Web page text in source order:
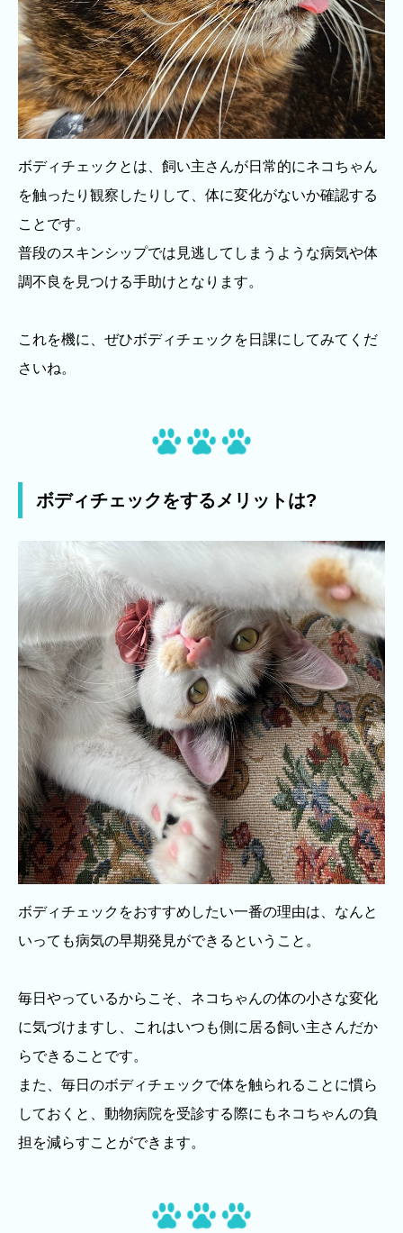
ボディチェックとは、飼い主さんが日常的にネコちゃん
を触ったり観察したりして、体に変化がないか確認する
ことです。
普段のスキンシップでは見逃してしまうような病気や体
調不良を見つける手助けとなります。
これを機に、ぜひボディチェックを日課にしてみてくだ
さいね。
ボディチェックをするメリットは?
ボディチェックをおすすめしたい一番の理由は、なんと
いっても病気の早期発見ができるということ。
毎日やっているからこそ、ネコちゃんの体の小さな変化
に気づけますし、これはいつも側に居る飼い主さんだか
らできることです。
また、毎日のボディチェックで体を触られることに慣ら
しておくと、動物病院を受診する際にもネコちゃんの負
担を減らすことができます。